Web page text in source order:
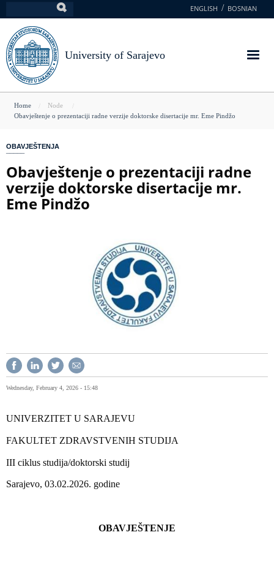
to
main
content
ENGLISH BOSNIAN
University of Sarajevo
You
here
Home
Node
Obavještenje o prezentaciji radne verzije doktorske disertacije mr. Eme Pindžo
OBAVJEŠTENJA
Obavještenje o prezentaciji radne
verzije doktorske disertacije mr.
Eme Pindžo
Wednesday, February 4, 2026 - 15:48
UNIVERZITET U SARAJEVU
FAKULTET ZDRAVSTVENIH STUDIJA
III ciklus studija/doktorski studij
Sarajevo, 03.02.2026. godine
OBAVJEŠTENJE